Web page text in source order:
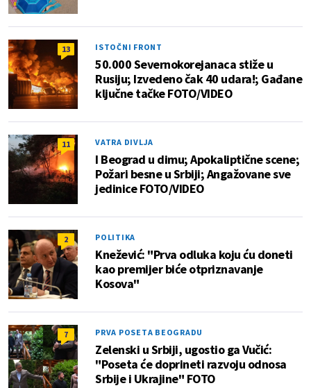
13 ISTOČNI FRONT
50.000 Severnokorejanaca stiže u
Rusiju; Izvedeno čak 40 udara!; Gađane
ključne tačke FOTO/VIDEO
11 VATRA DIVLJA
I Beograd u dimu; Apokaliptične scene;
Požari besne u Srbiji; Angažovane sve
jedinice FOTO/VIDEO
2 POLITIKA
Knežević: "Prva odluka koju ću doneti
kao premijer biće otpriznavanje
Kosova"
7 PRVA POSETA BEOGRADU
Zelenski u Srbiji, ugostio ga Vučić:
"Poseta će doprineti razvoju odnosa
Srbije i Ukrajine" FOTO